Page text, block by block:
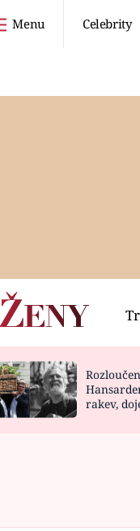
Menu Celebrity
rakev,